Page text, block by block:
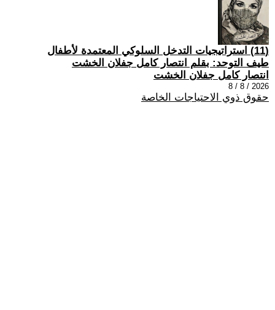
(11) استراتيجيات التدخل السلوكي المعتمدة لأطفال
طيف التوحد: بقلم انتصار كامل جفلان الخشت
انتصار كامل جفلان الخشت
2026 / 8 / 8
حقوق ذوي الاحتياجات الخاصة